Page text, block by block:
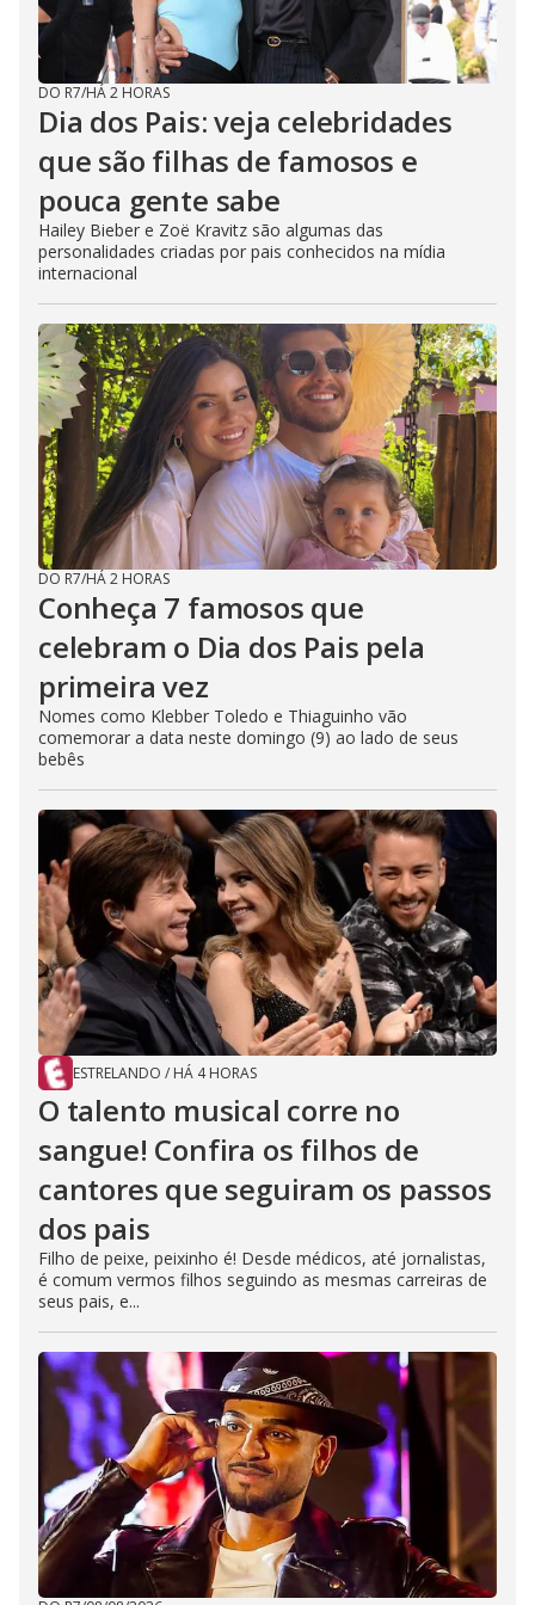
o
DO R7/HÁ 2 HORAS
Dia dos Pais: veja celebridades
que são filhas de famosos e
pouca gente sabe
Hailey Bieber e Zoë Kravitz são algumas das
personalidades criadas por pais conhecidos na mídia
internacional
DO R7/HÁ 2 HORAS
Conheça 7 famosos que
celebram o Dia dos Pais pela
primeira vez
Nomes como Klebber Toledo e Thiaguinho vão
comemorar a data neste domingo (9) ao lado de seus
bebês
ESTRELANDO / HÁ 4 HORAS
O talento musical corre no
sangue! Confira os filhos de
cantores que seguiram os passos
dos pais
Filho de peixe, peixinho é! Desde médicos, até jornalistas,
é comum vermos filhos seguindo as mesmas carreiras de
seus pais, e...